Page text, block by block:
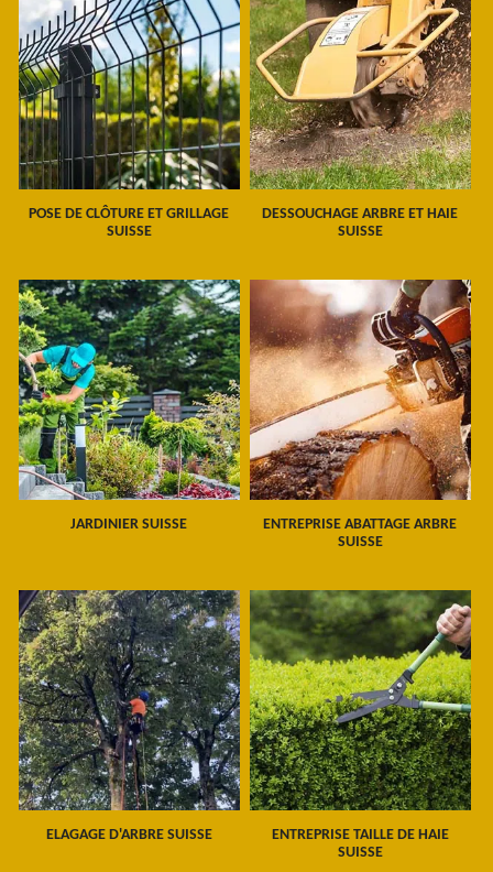
POSE DE CLÔTURE ET GRILLAGE
SUISSE
DESSOUCHAGE ARBRE ET HAIE
SUISSE
JARDINIER SUISSE
ENTREPRISE ABATTAGE ARBRE
SUISSE
ELAGAGE D'ARBRE SUISSE
ENTREPRISE TAILLE DE HAIE
SUISSE